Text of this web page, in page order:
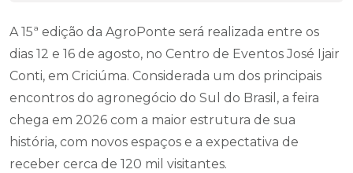
A 15ª edição da AgroPonte será realizada entre os
dias 12 e 16 de agosto, no Centro de Eventos José Ijair
Conti, em Criciúma. Considerada um dos principais
encontros do agronegócio do Sul do Brasil, a feira
chega em 2026 com a maior estrutura de sua
história, com novos espaços e a expectativa de
receber cerca de 120 mil visitantes.